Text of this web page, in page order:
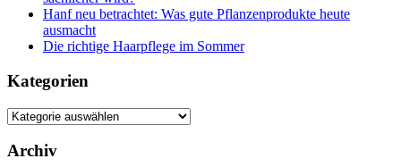
Hanf neu betrachtet: Was gute Pflanzenprodukte heute
ausmacht
Die richtige Haarpflege im Sommer
Kategorien
Kategorien
Archiv